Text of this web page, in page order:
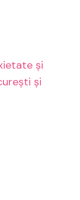
și
și